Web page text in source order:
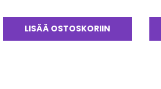
tuotteesta:
/ 5
LISÄÄ OSTOSKORIIN